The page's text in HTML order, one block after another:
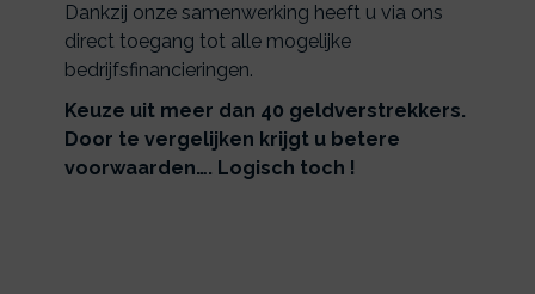
Dankzij onze samenwerking heeft u via ons
direct toegang tot alle mogelijke
bedrijfsfinancieringen.
Keuze uit meer dan 40 geldverstrekkers.
Door te vergelijken krijgt u betere
voorwaarden…. Logisch toch !